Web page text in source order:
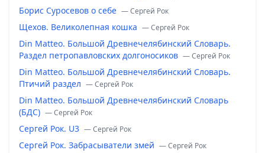
Борис Суросевов о себе — Сергей Рок
Щехов. Великолепная кошка — Сергей Рок
Din Matteo. Большой Древнечелябинский Словарь.
Раздел петропавловских долгоносиков — Сергей Рок
Din Matteo. Большой Древнечелябинский Словарь.
Птичий раздел — Сергей Рок
Din Matteo. Большой Древнечелябинский Словарь
(БДС) — Сергей Рок
Сергей Рок. U3 — Сергей Рок
Сергей Рок. Забрасыватели змей — Сергей Рок